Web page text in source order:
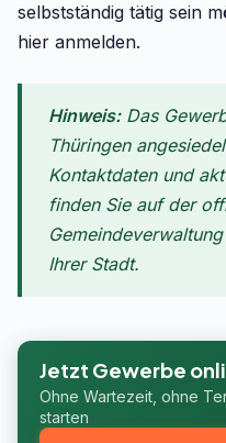
selbstständig tätig sein
hier anmelden.
Hinweis:Das
Thüringen
Kontaktdaten und
finden Sie auf der
Ihrer Stadt.
Jetzt Gewerbe
Ohne Wartezeit, ohne
starten